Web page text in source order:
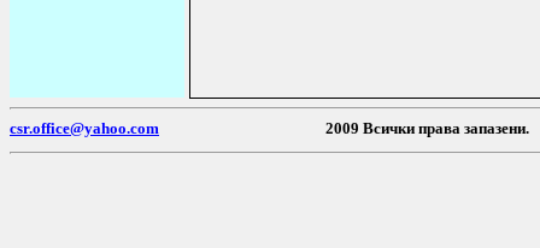
csr.office@yahoo.com 2009 Всички права